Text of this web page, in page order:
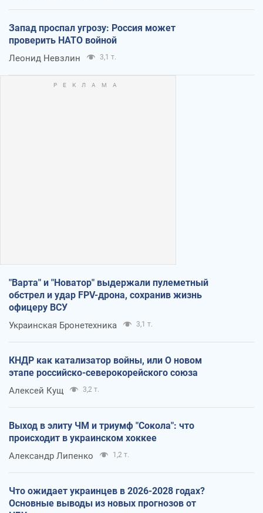
Запад проспал угрозу: Россия может
проверить НАТО войной
Леонид Невзлин 3,1 т.
"Варта" и "Новатор" выдержали пулеметный
обстрел и удар FPV-дрона, сохранив жизнь
офицеру ВСУ
Украинская Бронетехника 3,1 т.
КНДР как катализатор войны, или О новом
этапе российско-северокорейского союза
Алексей Кущ 3,2 т.
Выход в элиту ЧМ и триумф "Сокола": что
происходит в украинском хоккее
Александр Липенко 1,2 т.
Что ожидает украинцев в 2026-2028 годах?
Основные выводы из новых прогнозов от